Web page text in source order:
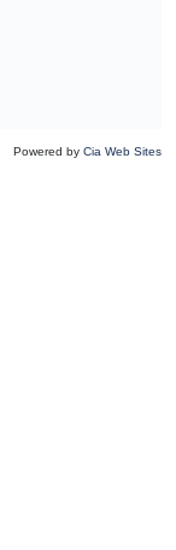
Powered by Cia Web Sites